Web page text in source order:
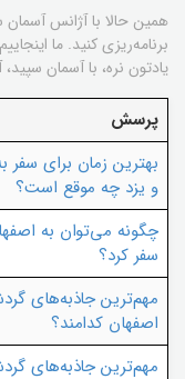
همین حالا با آژانس
برنامه‌ریزی کنید. ما
یادتون نره، با آسمان
پرسش
بهترین زمان برای سفر
و یزد چه موقع است؟
چگونه می‌توان به
سفر کرد؟
مهم‌ترین جاذبه‌های
اصفهان کدامند؟
مهم‌ترین جاذبه‌های